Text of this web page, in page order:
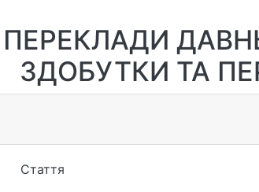
ПЕРЕКЛАДИ
ЗДОБУТКИ ТА
Стаття